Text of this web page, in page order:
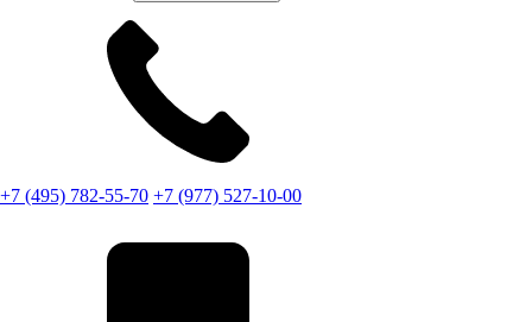
+7 (495) 782-55-70 +7 (977) 527-10-00